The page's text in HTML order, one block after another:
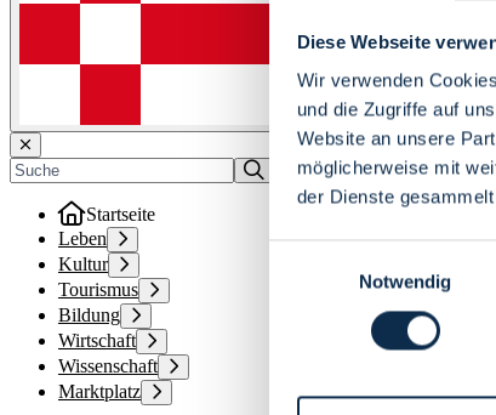
Diese Webseite
Wir verwenden
und die Zugriffe auf
Website an unsere
möglicherweise mit
der Dienste gesammelt
Notwendig
Startseite
Leben
Kultur
Tourismus
Bildung
Wirtschaft
Wissenschaft
Marktplatz